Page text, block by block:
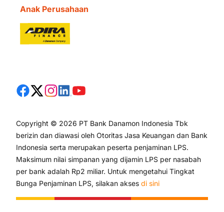
Anak Perusahaan
Copyright © 2026 PT Bank Danamon Indonesia Tbk
berizin dan diawasi oleh Otoritas Jasa Keuangan dan Bank
Indonesia serta merupakan peserta penjaminan LPS.
Maksimum nilai simpanan yang dijamin LPS per nasabah
per bank adalah Rp2 miliar. Untuk mengetahui Tingkat
Bunga Penjaminan LPS, silakan akses di sini